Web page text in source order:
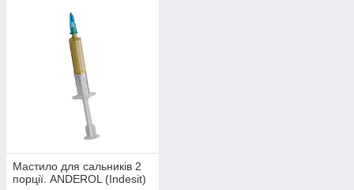
Мастило для сальників 2
порції. ANDEROL (Indesit)